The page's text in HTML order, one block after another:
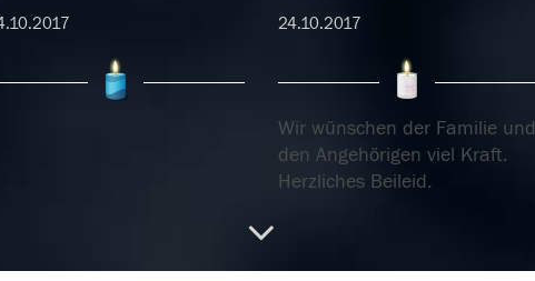
24.10.2017
Wir wünschen der Familie und
den Angehörigen viel Kraft.
Herzliches Beileid.